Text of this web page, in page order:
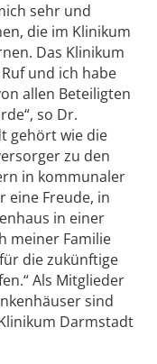
sehr und
die im Klinikum
Das Klinikum
und ich habe
allen Beteiligten
so Dr.
gehört wie die
zu den
in kommunaler
eine Freude, in
in einer
meiner Familie
die zukünftige
Als Mitglieder
sind
Darmstadt